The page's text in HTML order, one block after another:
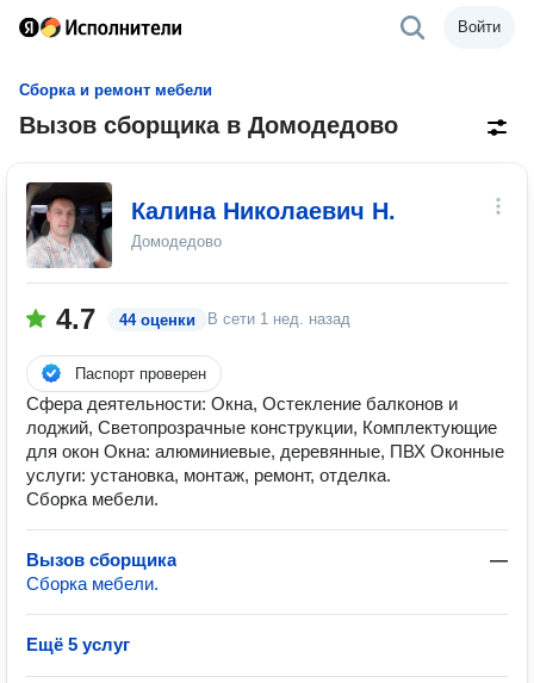
Войти
Сборка и ремонт мебели
Вызов сборщика в Домодедово
Калина Николаевич Н.
Домодедово
4.7 44 оценки В сети 1 нед. назад
Паспорт проверен
Сфера деятельности: Окна, Остекление балконов и
лоджий, Светопрозрачные конструкции, Комплектующие
для окон Окна: алюминиевые, деревянные, ПВХ Оконные
услуги: установка, монтаж, ремонт, отделка.
Сборка мебели.
Вызов сборщика
—
Сборка мебели.
Ещё 5 услуг